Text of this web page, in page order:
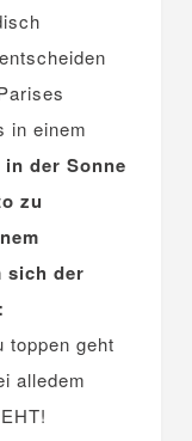
in einem
der Sonne
zu
sich der
toppen geht
alledem